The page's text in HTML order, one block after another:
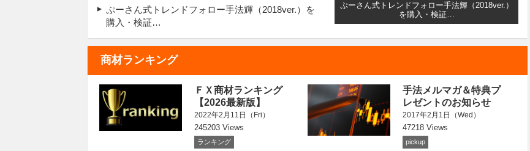
ぷーさん式トレンドフォロー手法輝（2018ver.）を
購入・検証…
ぷーさん式トレンドフォロー手法輝（2018ver.）
を購入・検証…
商材ランキング
ＦＸ商材ランキング
【2026最新版】
2022年2月11日（Fri）
245203 Views
ランキング
手法メルマガ＆特典プ
レゼントのお知らせ
2017年2月1日（Wed）
47218 Views
pickup